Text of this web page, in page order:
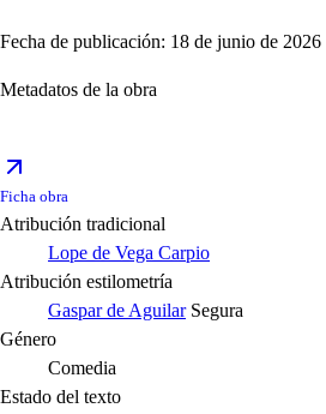
Fecha de publicación: 18 de junio de 2026
Metadatos de la obra
Ficha obra
Atribución tradicional
Lope de Vega Carpio
Atribución estilometría
Gaspar de Aguilar Segura
Género
Comedia
Estado del texto